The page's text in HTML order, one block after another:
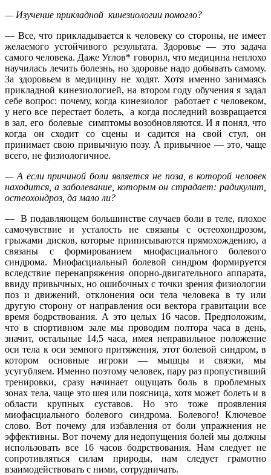
— Изучение прикладной кинезиологии помогло?
— Все, что прикладывается к человеку со стороны, не имеет
желаемого устойчивого результата. Здоровье — это задача
самого человека. Даже Углов* говорил, что медицина неплохо
научилась лечить болезнь, но здоровье надо добывать самому.
За здоровьем в медицину не ходят. Хотя именно занимаясь
прикладной кинезиологией, на втором году обучения я задал
себе вопрос: почему, когда кинезиолог работает с человеком,
у него все перестает болеть, а когда последний возвращается
в зал, его болевые симптомы возобновляются. И я понял, что
когда он сходит со сцены и садится на свой стул, он
принимает свою привычную позу. А привычное — это, чаще
всего, не физиологичное.
— А если причиной боли является не поза, в которой человек
находится, а заболевание, которым он страдает: радикулит,
остеохондроз, да мало ли?
— В подавляющем большинстве случаев боли в теле, плохое
самочувствие и усталость не связаны с остеохондрозом,
грыжами дисков, которые приписываются прямохождению, а
связаны с формированием миофасциального болевого
синдрома. Миофасциальный болевой синдром формируется
вследствие перенапряжения опорно-двигательного аппарата,
ввиду привычных, но ошибочных с точки зрения физиологии
поз и движений, отклонения оси тела человека в ту или
другую сторону от направления оси вектора гравитации все
время бодрствования. А это целых 16 часов. Предположим,
что в спортивном зале мы проводим полтора часа в день,
значит, остальные 14,5 часа, имея неправильное положение
оси тела к оси земного притяжения, этот болевой синдром, в
котором основные игроки — мышцы и связки, мы
усугубляем. Именно поэтому человек, пару раз пропустивший
тренировки, сразу начинает ощущать боль в проблемных
зонах тела, чаще это шея или поясница, хотя может болеть и в
области крупных суставов. Но это тоже проявления
миофасциального болевого синдрома. Болевого! Ключевое
слово. Вот почему для избавления от боли упражнения не
эффективны. Вот почему для недопущения болей мы должны
использовать все 16 часов бодрствования. Нам следует не
сопротивляться силам природы, нам следует грамотно
взаимодействовать с ними, сотрудничать.